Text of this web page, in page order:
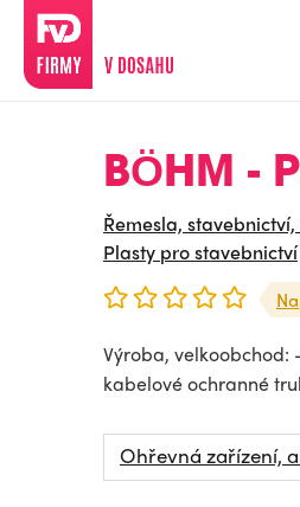
BÖHM -
Řemesla,
Plasty pro stavebnictví
Výroba, velkoobchod:
kabelové ochranné
Ohřevná zařízení,